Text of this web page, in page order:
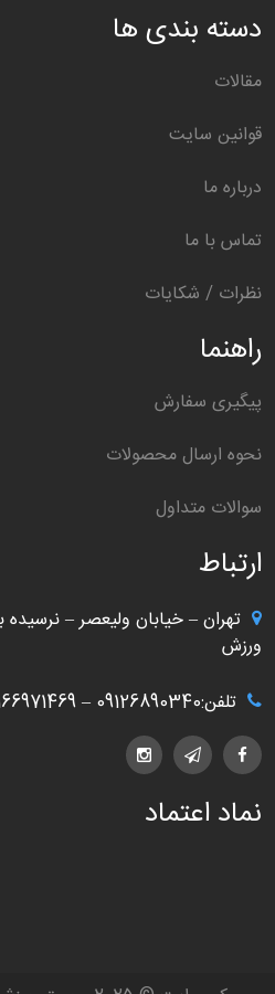
دسته بندی ها
مقالات
قوانین سایت
درباره ما
تماس با ما
نظرات / شکایات
راهنما
پیگیری سفارش
نحوه ارسال محصولات
سوالات متداول
ارتباط
تهران – خیابان ولیعصر –
ورزش
تلفن:09126890340 – 02166971469
نماد اعتماد